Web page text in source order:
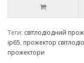
Теги: світлодіодний
ip65, прожектор
прожектори